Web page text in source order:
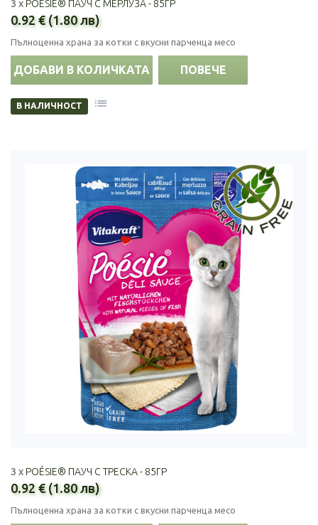
3 x POÉSIE® ПАУЧ С МЕРЛУЗА - 85ГР
0.92 € (1.80 лв)
Пълноценна храна за котки с вкусни парченца месо
ДОБАВИ В КОЛИЧКАТА ПОВЕЧЕ
В НАЛИЧНОСТ
3 x POÉSIE® ПАУЧ С ТРЕСКА - 85ГР
0.92 € (1.80 лв)
Пълноценна храна за котки с вкусни парченца месо